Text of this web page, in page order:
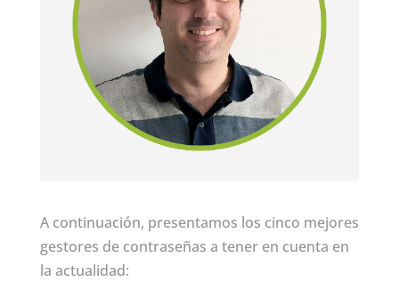
A continuación, presentamos los cinco mejores
gestores de contraseñas a tener en cuenta en
la actualidad: